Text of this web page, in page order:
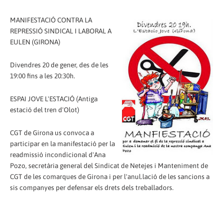
MANIFESTACIÓ CONTRA LA
REPRESSIÓ SINDICAL I LABORAL A
EULEN (GIRONA)
Divendres 20 de gener, des de les
19:00 fins a les 20:30h.
ESPAI JOVE L'ESTACIÓ (Antiga
estació del tren d'Olot)
CGT de Girona us convoca a
participar en la manifestació per la
readmissió incondicional d'Ana
Pozo, secretària general del Sindicat de Netejes i Manteniment de
CGT de les comarques de Girona i per l'anul.lació de les sancions a
sis companyes per defensar els drets dels treballadors.